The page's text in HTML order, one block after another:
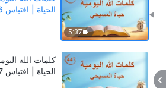
5:37
الحياة | اقتباس 446
كلمات الله
الحياة | اقتباس 447